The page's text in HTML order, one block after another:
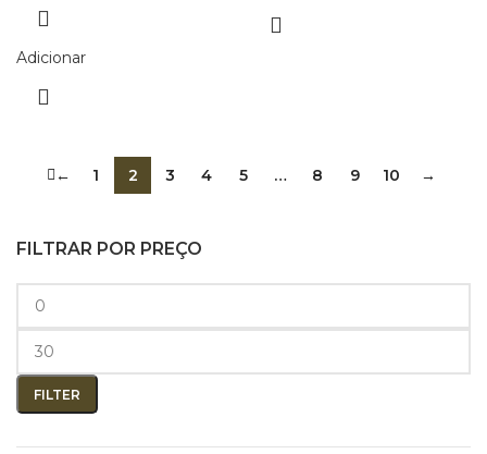
FILTRAR POR PREÇO
FILTER
Adicionar
← 1 2 3 4 5 … 8 9 10 →